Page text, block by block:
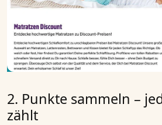
2. Punkte sammeln –
zählt